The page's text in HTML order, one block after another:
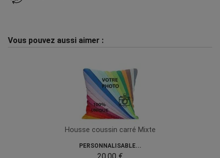
Vous pouvez aussi aimer :
Housse coussin carré Mixte
PERSONNALISABLE...